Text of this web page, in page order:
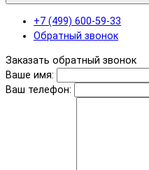
+7 (499) 600-59-33
Обратный звонок
Заказать обратный звонок
Ваше имя:
Ваш телефон: